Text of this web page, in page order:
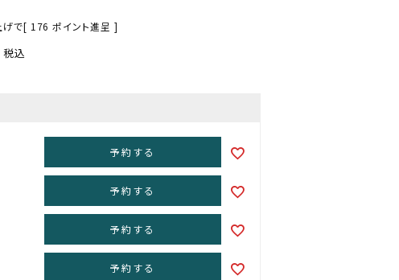
げで[ 176 ポイント進呈 ]
税込
予約する
予約する
予約する
予約する